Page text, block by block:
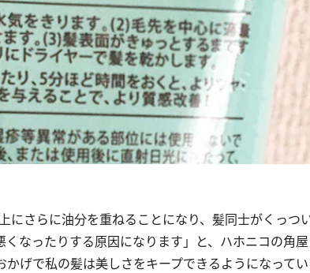
にさらに油分を重ねることになり、髪同士がくっつ
なったりする原因になります」と、ハホニコの角屋
かげで私の髪は美しさをキープできるようになってい